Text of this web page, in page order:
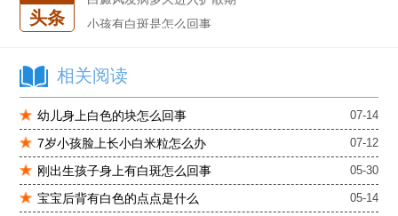
头条
石家庄专治白斑医院
治疗白癜风便宜的医院
各种白斑的图片
白癜风单药遇瓶颈怎么办 -芦可替尼联合光疗，让难治部位"跟上来"
进口芦可替尼临床公益招募50名——石家庄远大第5届青少年白癜风复色夏令营启动
肚子上有几块白色斑块怎么治
相关阅读
幼儿身上白色的块怎么回事 07-14
7岁小孩脸上长小白米粒怎么办 07-12
刚出生孩子身上有白斑怎么回事 05-30
宝宝后背有白色的点点是什么 05-14